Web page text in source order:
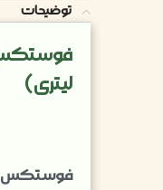
توضیحات
لیتری)
فوستکس